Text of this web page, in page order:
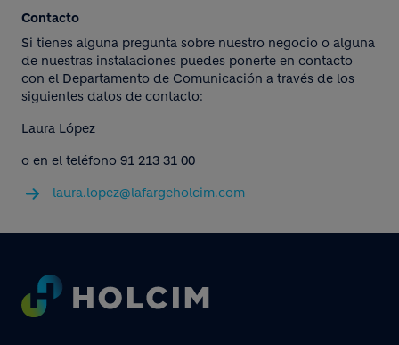
Contacto
Si tienes alguna pregunta sobre nuestro negocio o alguna
de nuestras instalaciones puedes ponerte en contacto
con el Departamento de Comunicación a través de los
siguientes datos de contacto:
Laura López
o en el teléfono 91 213 31 00
laura.lopez@lafargeholcim.com
Footer